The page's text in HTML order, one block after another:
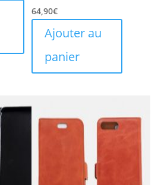
Ce
produit
plusieurs
peuvent
64,90€
Ajouter au
panier